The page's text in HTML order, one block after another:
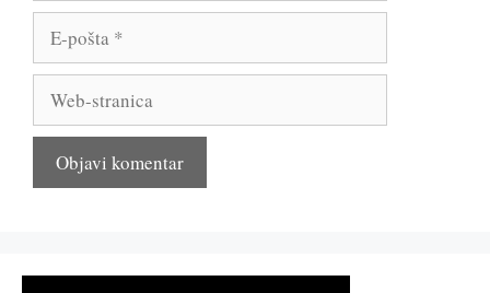
pošta
stranica